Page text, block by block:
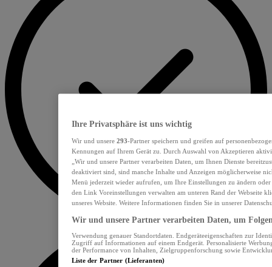
Ihre Privatsphäre ist uns wichtig
Wir und unsere 293-Partner speichern und greifen auf
Kennungen auf Ihrem Gerät zu. Durch Auswahl von Akzeptieren
„Wir und unsere Partner verarbeiten Daten, um Ihnen Dienste
deaktiviert sind, sind manche Inhalte und Anzeigen möglicherweise
Menü jederzeit wieder aufrufen, um Ihre Einstellungen zu ändern
den Link Voreinstellungen verwalten am unteren Rand der Webseite
unseres Website. Weitere Informationen finden Sie in unserer
Wir und unsere Partner verarbeiten Daten, um
Verwendung genauer Standortdaten. Endgeräteeigenschaften zur
Zugriff auf Informationen auf einem Endgerät. Personalisierte
der Performance von Inhalten, Zielgruppenforschung sowie
Liste der Partner (Lieferanten)